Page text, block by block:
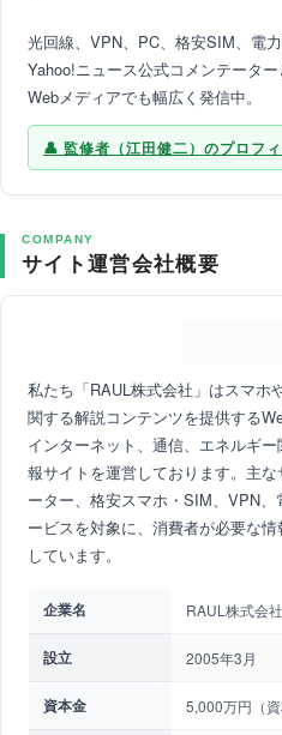
光回線、VPN、PC、格安SIM、電
Yahoo!ニュース公式コメンテータ
Webメディアでも幅広く発信中。
監修者（江田健二）のプロフ
COMPANY
サイト運営会社概要
私たち「RAUL株式会社」はスマホ
関する解説コンテンツを提供する
インターネット、通信、エネルギ
報サイトを運営しております。主
ーター、格安スマホ・SIM、VPN
ービスを対象に、消費者が必要な
しています。
企業名 RAUL株式会
設立 2005年3月
資本金 5,000万円（資